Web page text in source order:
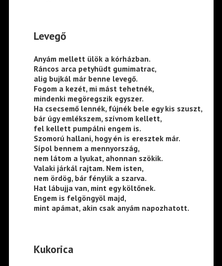
Levegő
Anyám mellett ülök a kórházban.
Ráncos arca petyhüdt gumimatrac,
alig bujkál már benne levegő.
Fogom a kezét, mi mást tehetnék,
mindenki megöregszik egyszer.
Ha csecsemő lennék, fújnék bele egy kis szuszt,
bár úgy emlékszem, szívnom kellett,
fel kellett pumpálni engem is.
Szomorú hallani, hogy én is eresztek már.
Sípol bennem a mennyország,
nem látom a lyukat, ahonnan szökik.
Valaki járkál rajtam. Nem isten,
nem ördög, bár fénylik a szarva.
Hat lábujja van, mint egy költőnek.
Engem is felgöngyöl majd,
mint apámat, akin csak anyám napozhatott.
Kukorica